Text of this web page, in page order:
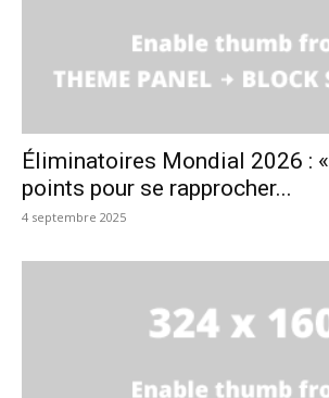
Éliminatoires Mondial 2026 :
points pour se rapprocher...
4 septembre 2025